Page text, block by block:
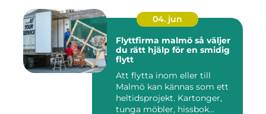
04. jun
Flyttfirma malmö så väljer
du rätt hjälp för en smidig
flytt
Att flytta inom eller till
Malmö kan kännas som ett
heltidsprojekt. Kartonger,
tunga möbler, hissbok...